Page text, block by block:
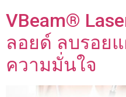
VBeam®
ลอยด์ ลบรอย
ความมั่นใจ